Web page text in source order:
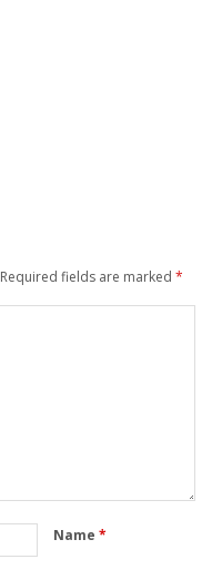
Required fields are marked *
Name *